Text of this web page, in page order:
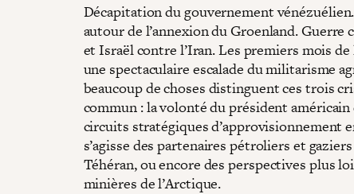
Décapitation du gouvernement
autour de l’annexion du Groenland. Guerre
et Israël contre l’Iran. Les premiers mois
une spectaculaire escalade du militarisme
beaucoup de choses distinguent ces trois
commun : la volonté du président
circuits stratégiques d’approvisionnement
s’agisse des partenaires pétroliers et
Téhéran, ou encore des perspectives plus
minières de l’Arctique.